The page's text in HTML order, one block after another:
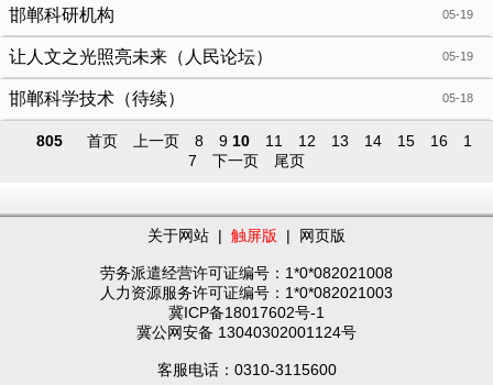
05-19
邯郸科研机构
05-19
让人文之光照亮未来（人民论坛）
05-18
邯郸科学技术（待续）
805 首页 上一页 8 9 10 11 12 13 14 15 16
1
7
下一页 尾页
关于网站 | 触屏版 | 网页版
劳务派遣经营许可证编号：1*0*082021008
人力资源服务许可证编号：1*0*082021003
冀ICP备18017602号-1
冀公网安备 13040302001124号
客服电话：0310-3115600